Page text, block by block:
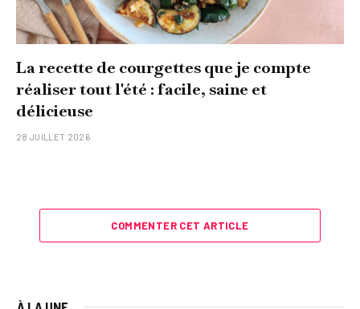
La recette de courgettes que je compte
réaliser tout l'été : facile, saine et
délicieuse
28 JUILLET 2026
COMMENTER CET ARTICLE